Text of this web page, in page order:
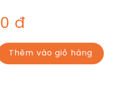
đ
Thêm vào giỏ hàng